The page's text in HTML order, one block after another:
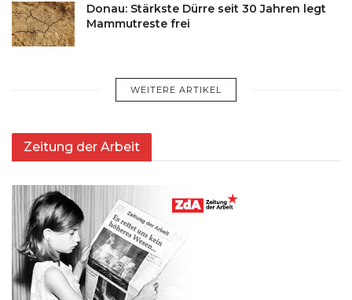
Donau: Stärkste Dürre seit 30 Jahren legt
Mammutreste frei
WEITERE ARTIKEL
Zeitung der Arbeit